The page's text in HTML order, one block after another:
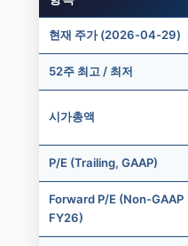
현재 주가 (2026-04-29)
52주 최고 / 최저
시가총액
P/E (Trailing, GAAP)
Forward P/E (Non-GAAP
FY26)